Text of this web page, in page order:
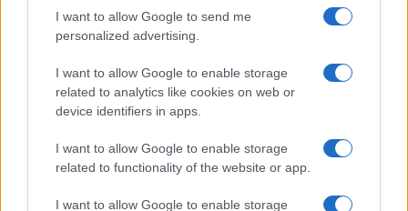
I want to allow Google to send me
personalized advertising.
I want to allow Google to enable storage
related to analytics like cookies on web or
device identifiers in apps.
I want to allow Google to enable storage
related to functionality of the website or app.
I want to allow Google to enable storage
Compra tu coche de segunda mano en
¿Estás pensando en renovar tu coche? Apostar por…